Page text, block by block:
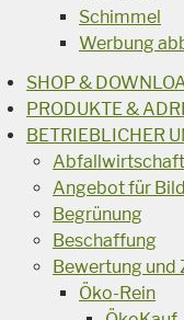
Schimmel
Werbung
SHOP &
PRODUKTE &
BETRIEBLICHER
Abfallwirtschaft
Angebot für
Begrünung
Beschaffung
Bewertung und
Öko-Rein